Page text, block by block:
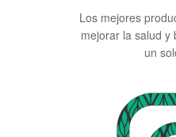
Los mejores
mejorar la salud y
un